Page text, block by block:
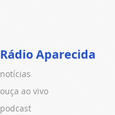
Rádio Aparecida
notícias
ouça ao vivo
podcast